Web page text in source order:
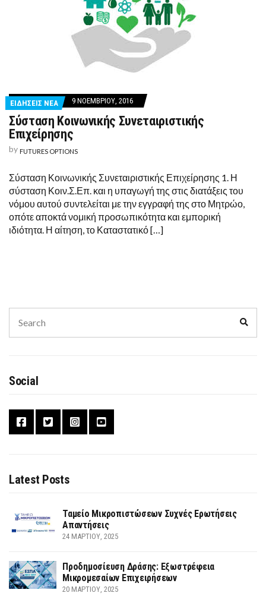
ΕΙΔΗΣΕΙΣ ΝΕΑ 9 ΝΟΕΜΒΡΊΟΥ, 2016
Σύσταση Κοινωνικής Συνεταιριστικής
Επιχείρησης
by FUTURES OPTIONS
Σύσταση Κοινωνικής Συνεταιριστικής Επιχείρησης 1. Η
σύσταση Κοιν.Σ.Επ. και η υπαγωγή της στις διατάξεις του
νόμου αυτού συντελείται με την εγγραφή της στο Μητρώο,
οπότε αποκτά νομική προσωπικότητα και εμπορική
ιδιότητα. Η αίτηση, το Καταστατικό […]
for:
Social
Latest Posts
Ταμείο Μικροπιστώσεων Συχνές Ερωτήσεις
Απαντήσεις
24 ΜΑΡΤΊΟΥ, 2025
Προδημοσίευση Δράσης: Εξωστρέφεια
Μικρομεσαίων Επιχειρήσεων
20 ΜΑΡΤΊΟΥ, 2025